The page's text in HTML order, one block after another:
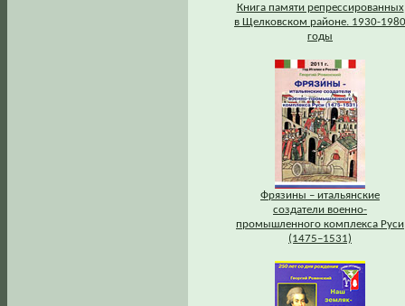
Книга памяти репрессированных
в Щелковском районе. 1930-1980
годы
Фрязины – итальянские
создатели военно-
промышленного комплекса Руси
(1475–1531)